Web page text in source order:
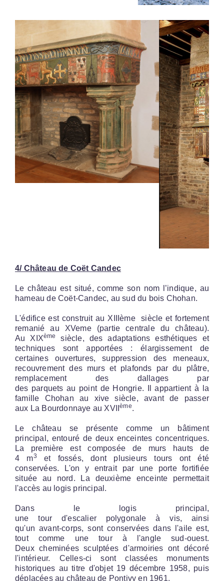
4/ Château de Coët Candec
Le château est situé, comme son nom l’indique, au
hameau de Coët-Candec, au sud du bois Chohan.
L'édifice est construit au XIIIème siècle et fortement
remanié au XVeme (partie centrale du château).
Au XIXème
siècle, des adaptations esthétiques et
techniques sont apportées : élargissement de
certaines ouvertures, suppression des meneaux,
recouvrement des murs et plafonds par du plâtre,
remplacement des dallages par
des parquets au point de Hongrie. Il appartient à la
famille Chohan au xive siècle, avant de passer
aux La Bourdonnaye au XVIIème.
Le château se présente comme un bâtiment
principal, entouré de deux enceintes concentriques.
La première est composée de murs hauts de
4 m3
et fossés, dont plusieurs tours ont été
conservées. L'on y entrait par une porte fortifiée
située au nord. La deuxième enceinte permettait
l'accès au logis principal.
Dans le logis principal,
une tour d'escalier polygonale à vis, ainsi
qu'un avant-corps, sont conservées dans l'aile est,
tout comme une tour à l'angle sud-ouest.
Deux cheminées sculptées d'armoiries ont décoré
l'intérieur. Celles-ci sont classées monuments
historiques au titre d'objet 19 décembre 1958, puis
déplacées au château de Pontivy en 1961.